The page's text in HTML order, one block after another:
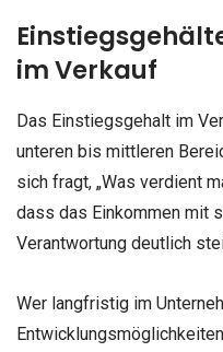
im Verkauf
Das Einstiegsgehalt im
unteren bis mittleren
sich fragt, „Was verdient
dass das Einkommen mit
Verantwortung deutlich
Wer langfristig im